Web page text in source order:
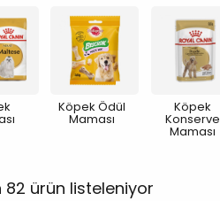
Köpek Ödül
Maması
Köpek
Konserve
Maması
82 ürün listeleniyor